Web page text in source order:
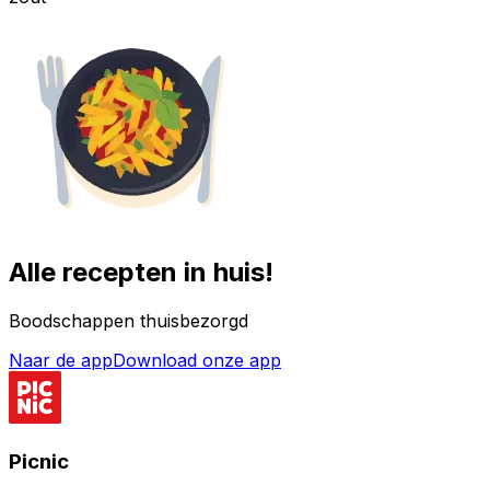
Alle recepten in huis!
Boodschappen thuisbezorgd
Naar de appDownload onze app
Picnic